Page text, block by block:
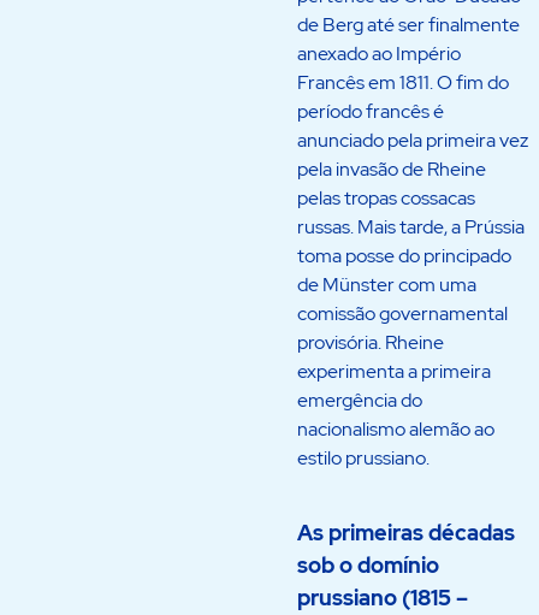
de Berg até ser finalmente
anexado ao Império
Francês em 1811. O fim do
período francês é
anunciado pela primeira vez
pela invasão de Rheine
pelas tropas cossacas
russas. Mais tarde, a Prússia
toma posse do principado
de Münster com uma
comissão governamental
provisória. Rheine
experimenta a primeira
emergência do
nacionalismo alemão ao
estilo prussiano.
As primeiras décadas
sob o domínio
prussiano (1815 –